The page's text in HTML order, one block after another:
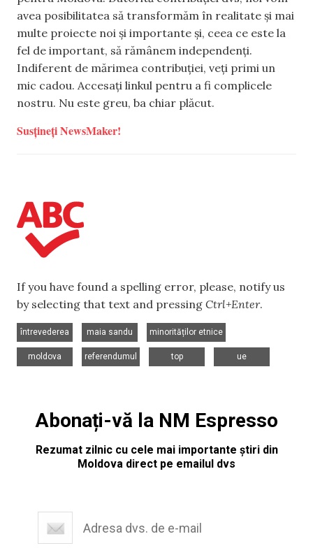
avea posibilitatea să transformăm în realitate și mai
multe proiecte noi și importante și, ceea ce este la
fel de important, să rămânem independenți.
Indiferent de mărimea contribuției, veți primi un
mic cadou. Accesați linkul pentru a fi complicele
nostru. Nu este greu, ba chiar plăcut.
Susțineți NewsMaker!
If you have found a spelling error, please, notify us
by selecting that text and pressing Ctrl+Enter.
întrevederea
maia sandu
minorităților etnice
moldova
referendumul
top
ue
Abonați-vă la NM Espresso
Rezumat zilnic cu cele mai importante știri din
Moldova direct pe emailul dvs